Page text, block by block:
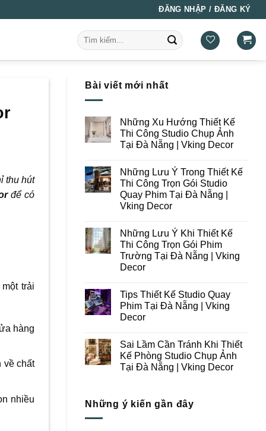
ĐĂNG NHẬP / ĐĂNG KÝ
Tìm
kiếm:
thu hút
để có
trải
hàng
về chất
nhiều
Bài viết mới nhất
Những Xu Hướng Thiết Kế
Thi Công Studio Chụp Ảnh
Tại Đà Nẵng | Vking Decor
bình
luận
ở
Những
Xu
Hướng
Thi
Công
Studio
Chụp
Ảnh
Tại
Vking
Decor
Những Lưu Ý Trong Thiết Kế
Thi Công Trọn Gói Studio
Quay Phim Tại Đà Nẵng |
Vking Decor
bình
luận
ở
Những
Lưu
Ý
Kế
Thi
Công
Trọn
Quay
Phim
Tại
Đà
Nẵng
Những Lưu Ý Khi Thiết Kế
Thi Công Trọn Gói Phim
Trường Tại Đà Nẵng | Vking
Decor
bình
luận
ở
Những
Khi
Thiết
Kế
Thi
Công
Trường
Tại
Tips Thiết Kế Studio Quay
Phim Tại Đà Nẵng | Vking
Decor
bình
luận
ở
Tips
Quay
Phim
Sai Lầm Cần Tránh Khi Thiết
Kế Phòng Studio Chụp Ảnh
Tại Đà Nẵng | Vking Decor
luận
ở
Những ý kiến gần đây